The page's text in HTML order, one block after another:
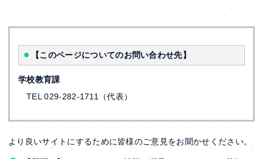
【このページについてのお問い合わせ先】
学校教育課
TEL 029-282-1711（代表）
より良いサイトにするために皆様のご意見をお聞かせください。